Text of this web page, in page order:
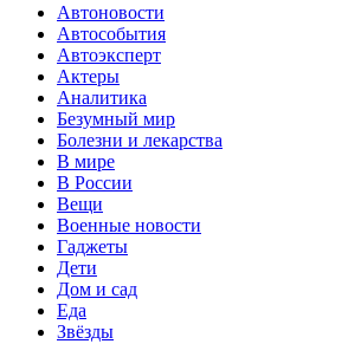
Автоновости
Автособытия
Автоэксперт
Актеры
Аналитика
Безумный мир
Болезни и лекарства
В мире
В России
Вещи
Военные новости
Гаджеты
Дети
Дом и сад
Еда
Звёзды